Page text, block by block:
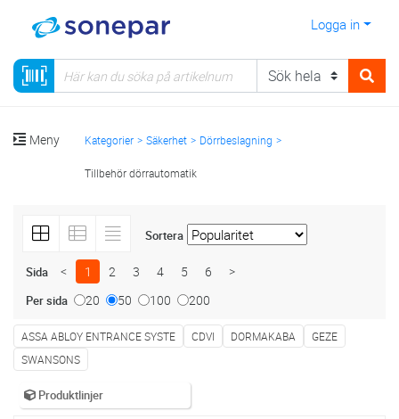
Logga in
Meny Kategorier Säkerhet Dörrbeslagning
Tillbehör dörrautomatik
Sortera
Sida < 1 2 3 4 5 6 >
Per sida 20 50 100 200
ASSA ABLOY ENTRANCE SYSTE CDVI DORMAKABA
GEZE
SWANSONS
Produktlinjer